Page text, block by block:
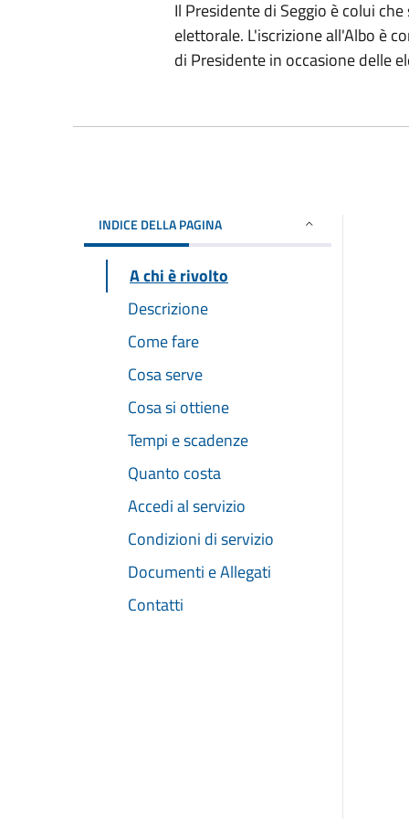
Il Presidente di Seggio è colui
elettorale. L'iscrizione all'Albo è
di Presidente in occasione delle
INDICE DELLA PAGINA
A chi è rivolto
Descrizione
Come fare
Cosa serve
Cosa si ottiene
Tempi e scadenze
Quanto costa
Accedi al servizio
Condizioni di servizio
Documenti e Allegati
Contatti